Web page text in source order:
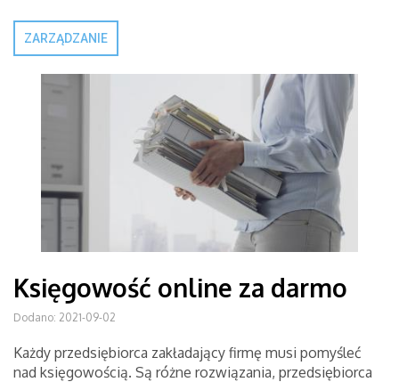
ZARZĄDZANIE
Księgowość online za darmo
Dodano: 2021-09-02
Każdy przedsiębiorca zakładający firmę musi pomyśleć
nad księgowością. Są różne rozwiązania, przedsiębiorca